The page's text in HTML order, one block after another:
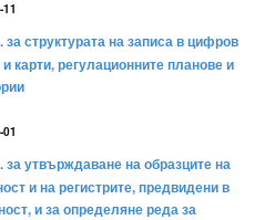
структурата на записа в цифров
карти, регулационните планове и
утвърждаване на образците на
и на регистрите, предвидени в
и за определяне реда за